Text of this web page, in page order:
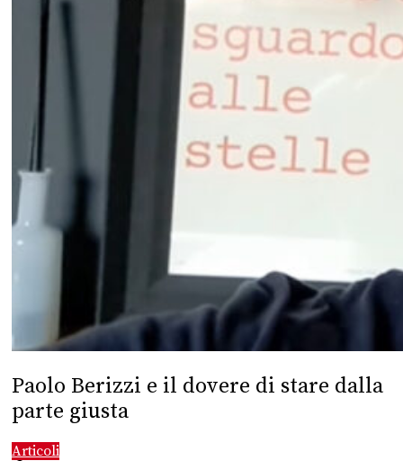
Paolo Berizzi e il dovere di stare dalla
parte giusta
Articoli